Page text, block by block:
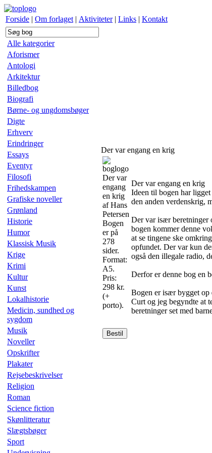
Forside | Om forlaget | Aktiviteter | Links | Kontakt
Alle kategorier
Aforismer
Antologi
Arkitektur
Billedbog
Biografi
Børne- og ungdomsbøger
Digte
Erhverv
Erindringer
Essays
Eventyr
Filosofi
Frihedskampen
Grafiske noveller
Grønland
Historie
Humor
Klassisk Musik
Krige
Krimi
Kultur
Kunst
Lokalhistorie
Medicin, sundhed og
sygdom
Musik
Noveller
Opskrifter
Plakater
Rejsebeskrivelser
Religion
Roman
Science fiction
Skønlitteratur
Slægtsbøger
Sport
Der var engang en krig
Der var
engang
en krig
af Hans
Petersen
Bogen
er på
278
sider.
Format:
A5.
Pris:
298 kr.
(+
porto).
Bestil
Der var engang en krig
Ideen til bogen har
den anden verdenskrig,
Der var især beretninger
bogen kommer denne
at se tingene ske
opfundet. Der var kun
også den illegale radio,
Derfor er denne bog en
Bogen er især bygget op
Curt og jeg begyndte at
beretninger set med